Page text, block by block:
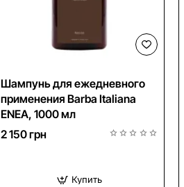
Бесплатная доставка
Шампунь для ежедневного
применения Barba Italianа
ENEA, 1000 мл
2 150 грн
Купить